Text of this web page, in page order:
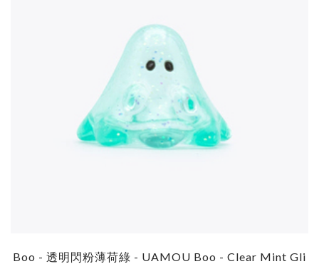
Boo - 透明閃粉薄荷綠 - UAMOU Boo - Clear Mint Gli